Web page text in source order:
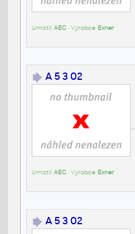
Umístil:AEC• Výrobce: Exner
A 5 3 02
Umístil:AEC• Výrobce: Exner
A 5 3 02